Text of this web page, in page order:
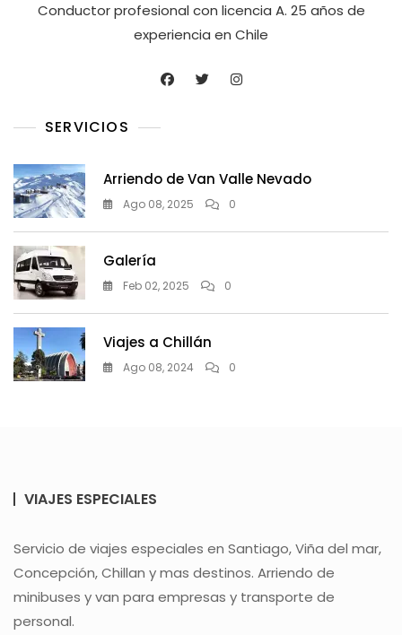
Conductor profesional con licencia A. 25 años de
experiencia en Chile
SERVICIOS
Arriendo de Van Valle Nevado
Ago 08, 2025 0
Galería
Feb 02, 2025 0
Viajes a Chillán
Ago 08, 2024 0
VIAJES ESPECIALES
Servicio de viajes especiales en Santiago, Viña del mar,
Concepción, Chillan y mas destinos. Arriendo de
minibuses y van para empresas y transporte de
personal.